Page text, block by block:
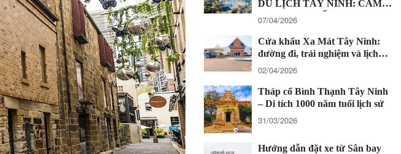
DU LỊCH TÂY NINH: CẨM
NANG CHI TIẾT 2026
07/04/2026
Cửa khẩu Xa Mát Tây Ninh:
đường đi, trải nghiệm và lịch
trình 1 ngày
02/04/2026
Tháp cổ Bình Thạnh Tây Ninh
– Di tích 1000 năm tuổi lịch sử
31/03/2026
Hướng dẫn đặt xe từ Sân bay